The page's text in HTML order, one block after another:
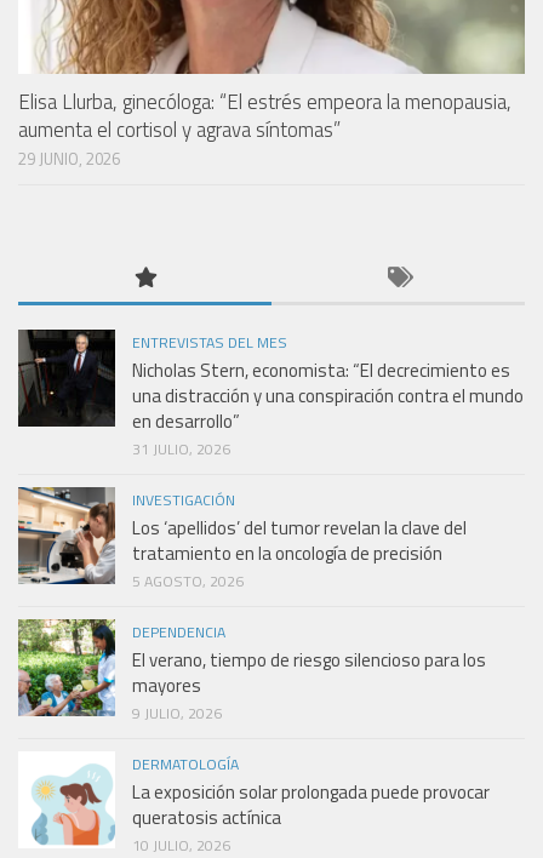
Elisa Llurba, ginecóloga: “El estrés empeora la menopausia,
aumenta el cortisol y agrava síntomas”
29 JUNIO, 2026
ENTREVISTAS DEL MES
Nicholas Stern, economista: “El decrecimiento es
una distracción y una conspiración contra el mundo
en desarrollo”
31 JULIO, 2026
INVESTIGACIÓN
Los ‘apellidos’ del tumor revelan la clave del
tratamiento en la oncología de precisión
5 AGOSTO, 2026
DEPENDENCIA
El verano, tiempo de riesgo silencioso para los
mayores
9 JULIO, 2026
DERMATOLOGÍA
La exposición solar prolongada puede provocar
queratosis actínica
10 JULIO, 2026